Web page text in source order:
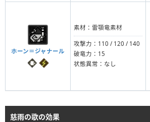
ホーン＝ジャナール
素材：雷顎竜素材
攻撃力：110 / 120 / 140
破竜力：15
状態異常：なし
慈雨の歌の効果